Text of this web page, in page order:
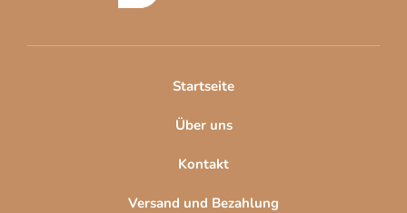
Startseite
Über uns
Kontakt
Versand und Bezahlung